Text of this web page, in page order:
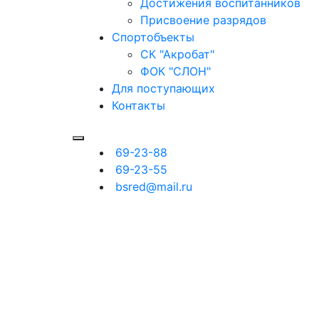
Достижения воспитанников
Присвоение разрядов
Спортобъекты
СК "Акробат"
ФОК "СЛОН"
Для поступающих
Контакты
69-23-88
69-23-55
bsred@mail.ru